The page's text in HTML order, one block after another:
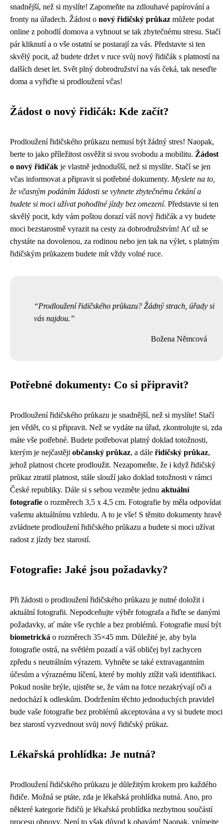
snadnější, než si myslíte! Zapomeňte na zdlouhavé papírování a
fronty na úřadech. Žádost o nový řidičský průkaz můžete podat
online z pohodlí domova a vyhnout se tak zbytečnému stresu. Stačí
pár kliknutí a o vše ostatní se postarají za vás. Představte si ten
skvělý pocit, až budete držet v ruce svůj nový řidičák s platností na
dalších deset let. Svět plný dobrodružství na vás čeká, tak neseďte
doma a vyřiďte si prodloužení včas!
Žádost o nový řidičák: Kde začít?
Prodloužení řidičského průkazu nemusí být žádný stres! Naopak,
berte to jako příležitost osvěžit si svou svobodu a mobilitu. Žádost
o nový řidičák je vlastně jednodušší, než si myslíte. Stačí se jen
včas informovat a připravit si potřebné dokumenty. Myslete na to,
že včasným podáním žádosti se vyhnete zbytečnému čekání a
budete si moci užívat pohodlné jízdy bez omezení. Představte si ten
skvělý pocit, kdy vám poštou dorazí váš nový řidičák a vy budete
moci bezstarostně vyrazit na cesty za dobrodružstvím! Ať už se
chystáte na dovolenou, za rodinou nebo jen tak na výlet, s platným
řidičským průkazem budete mít vždy volné ruce.
Prodloužení řidičského průkazu? Žádný strach, úřady si
vás najdou.
Božena Němcová
Potřebné dokumenty: Co si připravit?
Prodloužení řidičského průkazu je snadnější, než si myslíte! Stačí
jen vědět, co si připravit. Než se vydáte na úřad, zkontrolujte si, zda
máte vše potřebné. Budete potřebovat platný doklad totožnosti,
kterým je nejčastěji občanský průkaz, a dále řidičský průkaz,
jehož platnost chcete prodloužit. Nezapomeňte, že i když řidičský
průkaz ztratil platnost, stále slouží jako doklad totožnosti v rámci
České republiky. Dále si s sebou vezměte jednu aktuální
fotografie o rozměrech 3,5 x 4,5 cm. Fotografie by měla odpovídat
vašemu aktuálnímu vzhledu. A to je vše! S těmito dokumenty hravě
zvládnete prodloužení řidičského průkazu a budete si moci užívat
radost z jízdy bez starostí.
Fotografie: Jaké jsou požadavky?
Při žádosti o prodloužení řidičského průkazu je nutné doložit i
aktuální fotografii. Nepodceňujte výběr fotografa a řiďte se danými
požadavky, ať máte vše rychle a bez problémů. Fotografie musí být
biometrická o rozměrech 35×45 mm. Důležité je, aby byla
fotografie ostrá, na světlém pozadí a váš obličej byl zachycen
zpředu s neutrálním výrazem. Vyhněte se také extravagantním
účesům a výraznému líčení, které by mohly ztížit vaši identifikaci.
Pokud nosíte brýle, ujistěte se, že vám na fotce nezakrývají oči a
nedochází k odleskům. Dodržením těchto jednoduchých pravidel
bude vaše fotografie bez problémů akceptována a vy si budete moci
bez starostí vyzvednout svůj nový řidičský průkaz.
Lékařská prohlídka: Je nutná?
Prodloužení řidičského průkazu je důležitým krokem pro každého
řidiče. Možná se ptáte, zda je lékařská prohlídka nutná. Ano, pro
některé kategorie řidičů je lékařská prohlídka nezbytnou součástí
procesu obnovy. Není to však důvod k obavám! Naopak, vnímejte